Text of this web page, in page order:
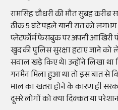
रामसिंह चौधरी की मौत सुबह करीब
ठीक 5 घंटे पहले यानी रात को लगभग
प्लेटफॉर्म फेसबुक पर अपनी आखिरी
खुद की पुलिस सुरक्षा हटाए जाने
सवाल खड़े किए थे। उन्होंने लिखा था
गनमैन मिला हुआ था तो इस बात से
माल का खतरा होने के कारण ही
दूसरे लोगों को क्या दिक्कत या